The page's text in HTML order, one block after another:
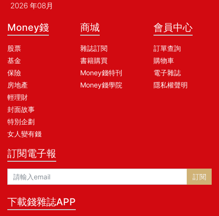
2026 年08月
Money錢
股票
基金
保險
房地產
輕理財
封面故事
特別企劃
女人變有錢
商城
雜誌訂閱
書籍購買
Money錢特刊
Money錢學院
會員中心
訂單查詢
購物車
電子雜誌
隱私權聲明
訂閱電子報
訂閱
下載錢雜誌APP